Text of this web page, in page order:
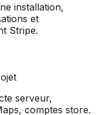
installation,
et
Stripe.
serveur,
comptes store.